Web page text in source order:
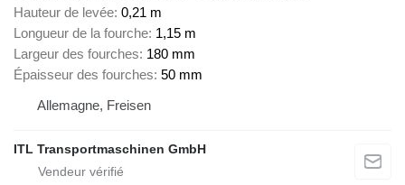
Hauteur de levée 0,21 m
Longueur de la fourche 1,15 m
Largeur des fourches 180 mm
Épaisseur des fourches 50 mm
Allemagne, Freisen
ITL Transportmaschinen GmbH